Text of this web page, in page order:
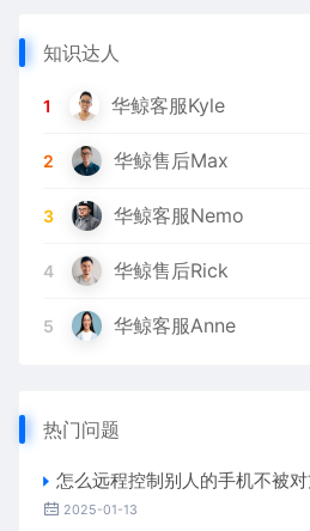
知识达人
1 华鲸客服Kyle
2 华鲸售后Max
3 华鲸客服Nemo
4 华鲸售后Rick
5 华鲸客服Anne
热门问题
怎么远程控制别人的手机不被对方发
2025-01-13